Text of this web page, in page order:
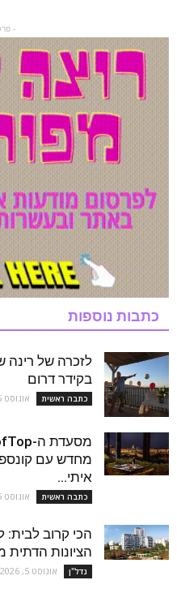
-
כתבות נוספות
לזכרה של רינה
בקידר דרום
כתבה ראשית אוגוסט 5, 2026
מחדש עם
איתי...
כתבה ראשית אוגוסט 5, 2026
הכי קרוב
הציונות הדתית
נדל''ן אוגוסט 5, 2026